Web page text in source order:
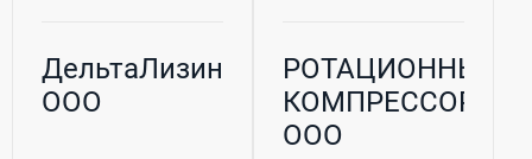
ДельтаЛизинг,
ООО
РОТАЦИОННЫЕ
КОМПРЕССОРЫ,
ООО